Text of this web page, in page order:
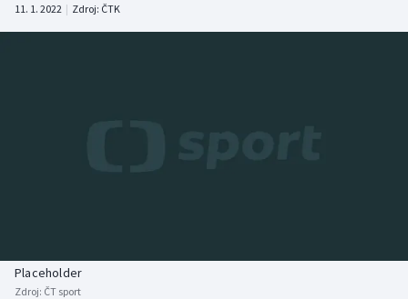
Boby a skeleton
AZ kvíz
11. 1. 2022 | Zdroj: ČTK
Placeholder
Zdroj: ČT sport